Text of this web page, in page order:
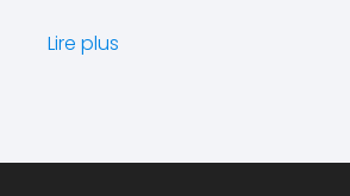
Lire plus